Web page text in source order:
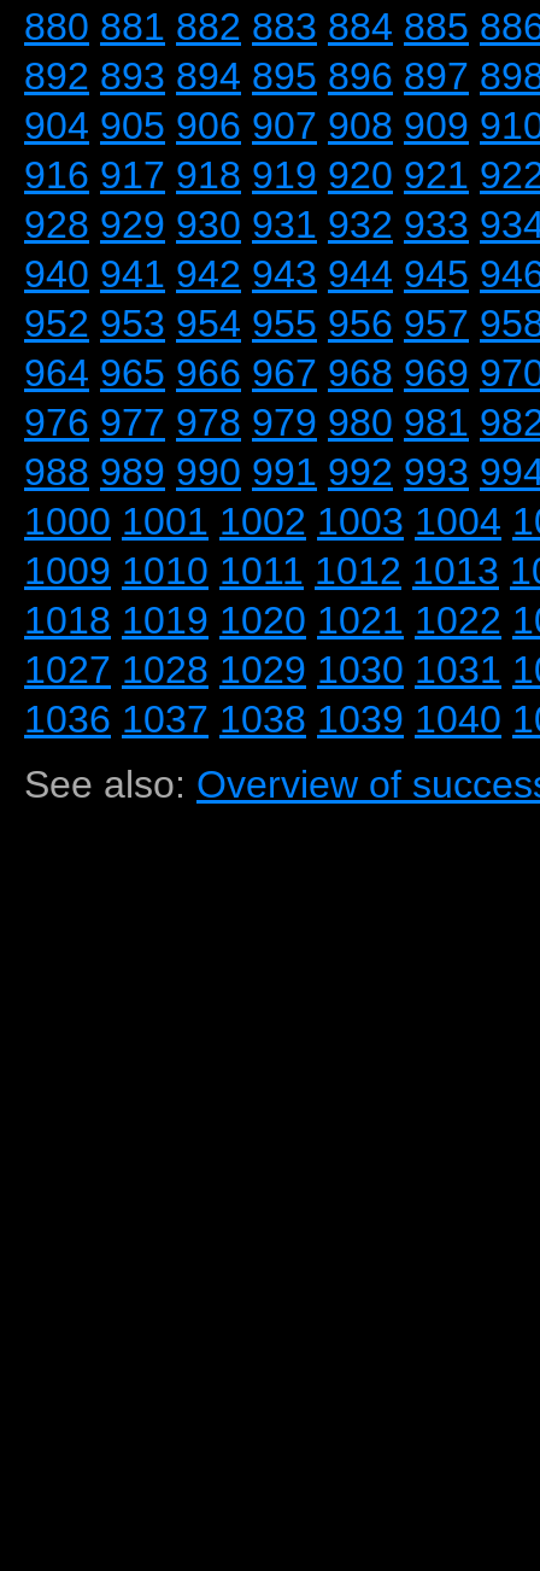
880 881 882 883 884 885
892 893 894 895 896 897
904 905 906 907 908 909
916 917 918 919 920 921
928 929 930 931 932 933
940 941 942 943 944 945
952 953 954 955 956 957
964 965 966 967 968 969
976 977 978 979 980 981
988 989 990 991 992 993
1000 1001 1002 1003 1004
1009 1010 1011 1012 1013
1018 1019 1020 1021 1022
1027 1028 1029 1030 1031
1036 1037 1038 1039 1040
See also: Overview of